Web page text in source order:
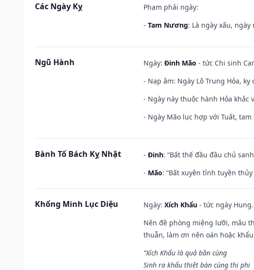
Các Ngày Kỵ
Phạm phải ngày:
- Tam Nương: Là ngày xấu,
Ngũ Hành Ngày: Đinh Mão - tức Chi sinh
- Nạp âm: Ngày Lô Trung Hỏa, kỵ
- Ngày này thuộc hành Hỏa
- Ngày Mão lục hợp với Tuất,
Bành Tổ Bách Kỵ Nhật - Đinh: “Bất thế đầu đầu chủ
- Mão: “Bất xuyên tỉnh tuyền
Khổng Minh Lục Diệu Ngày: Xích Khẩu - tức ngày Hung.
Nên đề phòng miệng lưỡi, mâu
thuẫn, làm ơn nên oán hoặc
“Xích Khẩu là quả bần cùng
Sinh ra khẩu thiệt bàn cùng thị phi